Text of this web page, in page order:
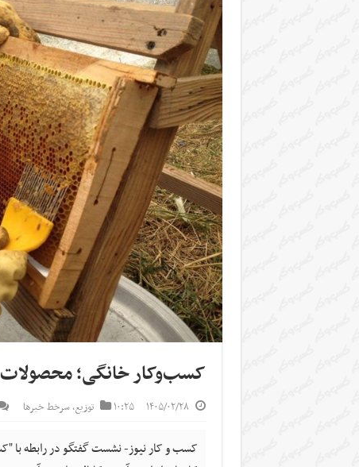
کسب‌وکار خانگی؛
۱۴۰۵/۰۲/۲۸ ۱۰:۲۵ توزیع,سرخط خبرها
کسب و کار نیوز- نشست گفتگو در رابطه با